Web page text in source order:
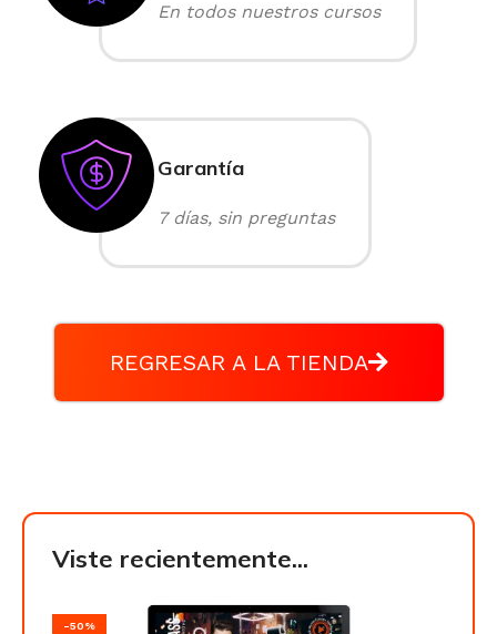
En todos nuestros cursos
Garantía
7 días, sin preguntas
REGRESAR A LA TIENDA
Viste recientemente...
-50%